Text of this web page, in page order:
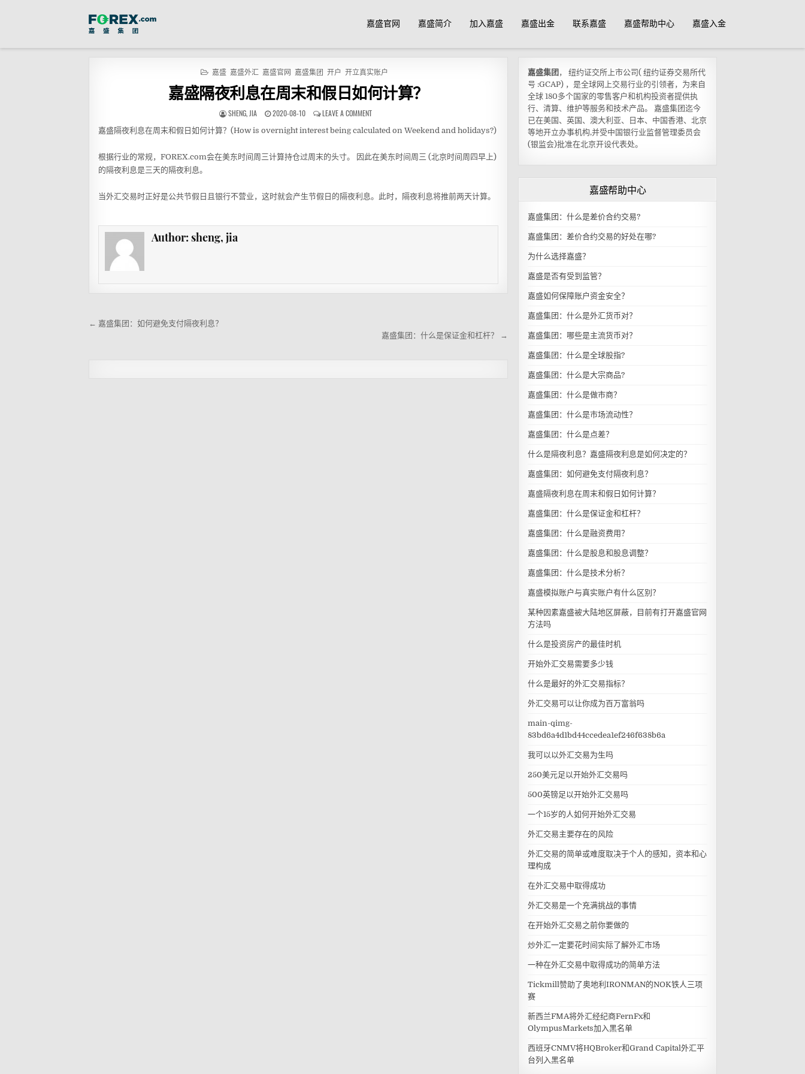
嘉盛官网 嘉盛简介 加入嘉盛 嘉盛出金 联系嘉盛 嘉盛帮助中心 嘉盛入金
嘉盛 嘉盛外汇 嘉盛官网 嘉盛集团 开户 开立真实账户
嘉盛隔夜利息在周末和假日如何计算？
SHENG, JIA 2020-08-10 LEAVE A COMMENT
嘉盛隔夜利息在周末和假日如何计算？(How is overnight interest being calculated on Weekend and holidays?)
根据行业的常规，FOREX.com会在美东时间周三计算持仓过周末的头寸。 因此在美东时间周三 (北京时间周四早上)
的隔夜利息是三天的隔夜利息。
当外汇交易时正好是公共节假日且银行不营业，这时就会产生节假日的隔夜利息。此时，隔夜利息将推前两天计算。
Author: sheng, jia
← 嘉盛集团：如何避免支付隔夜利息？
嘉盛集团：什么是保证金和杠杆？ →
嘉盛集团 ， 纽约证交所上市公司( 纽约证券交易所代
号 :GCAP) ，是全球网上交易行业的引领者，为来自
全球 180多个国家的零售客户和机构投资者提供执
行、清算、维护等服务和技术产品。 嘉盛集团迄今
已在美国、英国、澳大利亚、日本、中国香港、北京
等地开立办事机构,并受中国银行业监督管理委员会
(银监会)批准在北京开设代表处。
嘉盛帮助中心
嘉盛集团：什么是差价合约交易?
嘉盛集团：差价合约交易的好处在哪?
为什么选择嘉盛？
嘉盛是否有受到监管？
嘉盛如何保障账户资金安全？
嘉盛集团：什么是外汇货币对？
嘉盛集团：哪些是主流货币对？
嘉盛集团：什么是全球股指?
嘉盛集团：什么是大宗商品?
嘉盛集团：什么是做市商？
嘉盛集团：什么是市场流动性？
嘉盛集团：什么是点差？
什么是隔夜利息？嘉盛隔夜利息是如何决定的？
嘉盛集团：如何避免支付隔夜利息？
嘉盛隔夜利息在周末和假日如何计算？
嘉盛集团：什么是保证金和杠杆？
嘉盛集团：什么是融资费用？
嘉盛集团：什么是股息和股息调整？
嘉盛集团：什么是技术分析？
嘉盛模拟账户与真实账户有什么区别？
某种因素嘉盛被大陆地区屏蔽，目前有打开嘉盛官网
方法吗
什么是投资房产的最佳时机
开始外汇交易需要多少钱
什么是最好的外汇交易指标？
外汇交易可以让你成为百万富翁吗
main-qimg-
83bd6a4d1bd44ccedea1ef246f638b6a
我可以以外汇交易为生吗
250美元足以开始外汇交易吗
500英镑足以开始外汇交易吗
一个15岁的人如何开始外汇交易
外汇交易主要存在的风险
外汇交易的简单或难度取决于个人的感知，资本和心
理构成
在外汇交易中取得成功
外汇交易是一个充满挑战的事情
在开始外汇交易之前你要做的
炒外汇一定要花时间实际了解外汇市场
一种在外汇交易中取得成功的简单方法
Tickmill赞助了奥地利IRONMAN的NOK铁人三项
赛
新西兰FMA将外汇经纪商FernFx和
OlympusMarkets加入黑名单
西班牙CNMV将HQBroker和Grand Capital外汇平
台列入黑名单